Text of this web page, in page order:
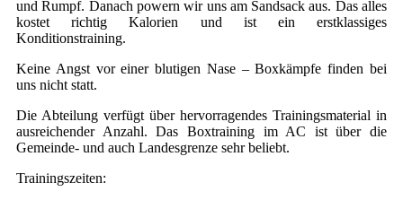
und Rumpf. Danach powern wir uns am Sandsack aus. Das alles
kostet richtig Kalorien und ist ein erstklassiges
Konditionstraining.
Keine Angst vor einer blutigen Nase – Boxkämpfe finden bei
uns nicht statt.
Die Abteilung verfügt über hervorragendes Trainingsmaterial in
ausreichender Anzahl. Das Boxtraining im AC ist über die
Gemeinde- und auch Landesgrenze sehr beliebt.
Trainingszeiten: